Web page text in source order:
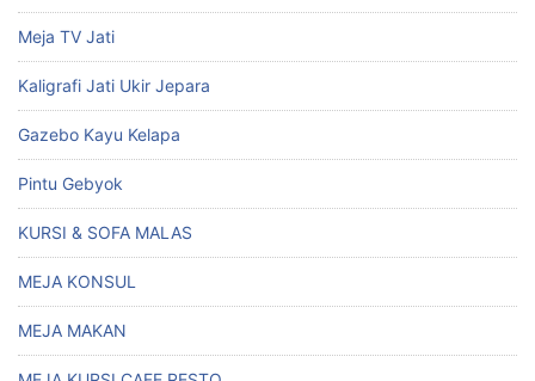
Meja TV Jati
Kaligrafi Jati Ukir Jepara
Gazebo Kayu Kelapa
Pintu Gebyok
KURSI & SOFA MALAS
MEJA KONSUL
MEJA MAKAN